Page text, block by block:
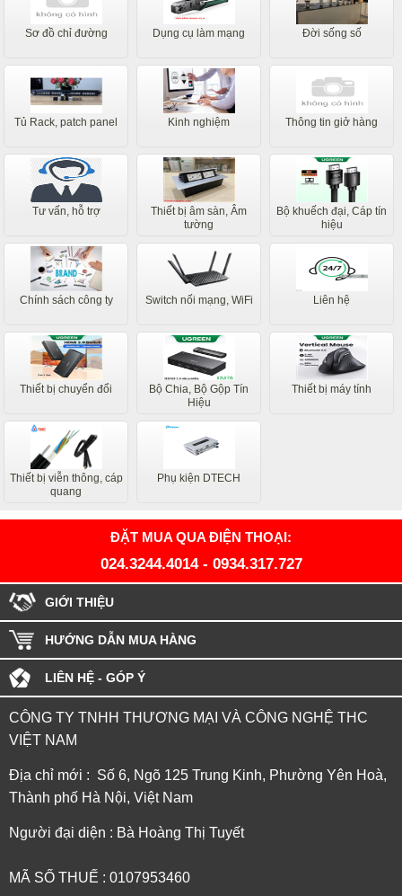
Sơ đồ chỉ đường Dụng cụ làm mạng Đời sống số
Tủ Rack, patch panel Kinh nghiệm Thông tin giở hàng
Tư vấn, hỗ trợ
Thiết bị âm sàn, Âm
tường
Bộ khuếch đại, Cáp tín
hiệu
Chính sách công ty Switch nối mạng, WiFi Liên hệ
Thiết bị chuyển đổi
Bộ Chia, Bộ Gộp Tín
Hiệu
Thiết bị máy tính
Thiết bị viễn thông, cáp
quang
Phụ kiện DTECH
ĐẶT MUA QUA ĐIỆN THOẠI:
024.3244.4014- 0934.317.727
GIỚI THIỆU
HƯỚNG DẪN MUA HÀNG
LIÊN HỆ - GÓP Ý
CÔNG TY TNHH THƯƠNG MẠI VÀ CÔNG NGHỆ THC
VIỆT NAM
Địa chỉ mới : Số 6, Ngõ 125 Trung Kinh, Phường Yên Hoà,
Thành phố Hà Nội, Việt Nam
Người đại diện : Bà Hoàng Thị Tuyết
MÃ SỐ THUẾ : 0107953460